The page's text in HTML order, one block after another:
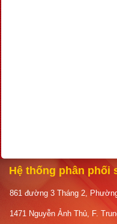
Hệ thống phân phối
861 đường 3 Tháng 2,
1471 Nguyễn Ảnh Thủ, F.